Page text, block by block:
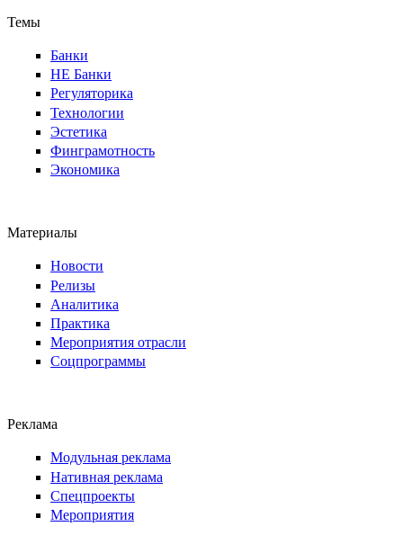
Темы
Банки
НЕ Банки
Регуляторика
Технологии
Эстетика
Финграмотность
Экономика
Материалы
Новости
Релизы
Аналитика
Практика
Мероприятия отрасли
Соцпрограммы
Реклама
Модульная реклама
Нативная реклама
Спецпроекты
Мероприятия